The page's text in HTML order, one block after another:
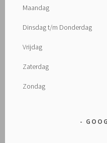
Maandag
Dinsdag t/m Donderdag
Vrijdag
Zaterdag
Zondag